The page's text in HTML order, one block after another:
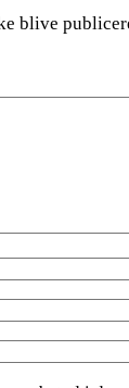
blive